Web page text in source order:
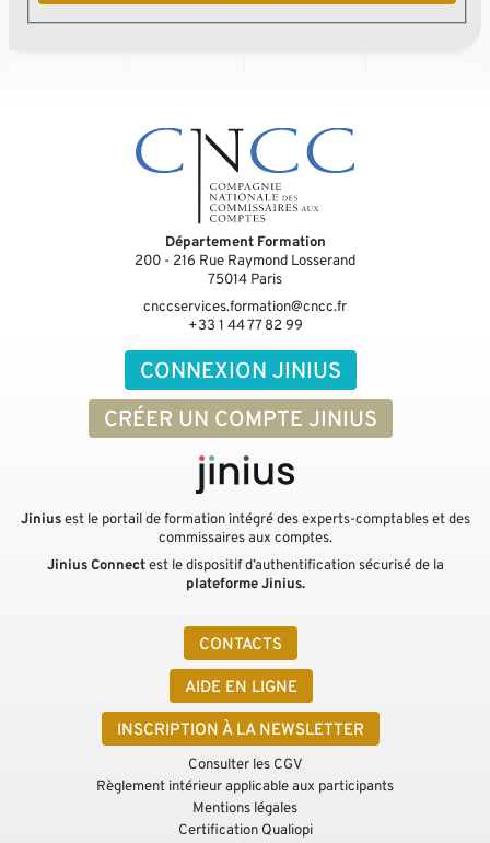
CONNEXION JINIUS
CRÉER UN COMPTE JINIUS
CONTACTS
AIDE EN LIGNE
INSCRIPTION À LA NEWSLETTER
Département Formation
200 - 216 Rue Raymond Losserand
75014 Paris
cnccservices.formation@cncc.fr
+33 1 44 77 82 99
Jiniusest le portail de formation intégré des experts-comptables et des
commissaires aux comptes.
Jinius Connectest le dispositif d’authentification sécurisé de la
plateforme Jinius.
Consulter les CGV
Règlement intérieur applicable aux participants
Mentions légales
Certification Qualiopi